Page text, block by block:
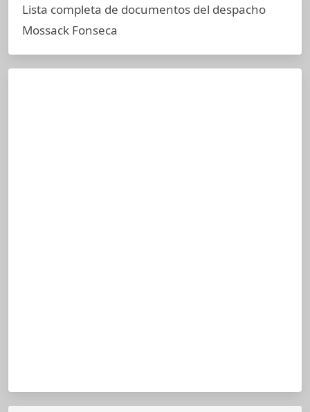
Lista completa de documentos del despacho
Mossack Fonseca